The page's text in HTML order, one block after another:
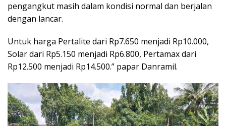
pengangkut masih dalam kondisi normal dan berjalan
dengan lancar.
Untuk harga Pertalite dari Rp7.650 menjadi Rp10.000,
Solar dari Rp5.150 menjadi Rp6.800, Pertamax dari
Rp12.500 menjadi Rp14.500.” papar Danramil.